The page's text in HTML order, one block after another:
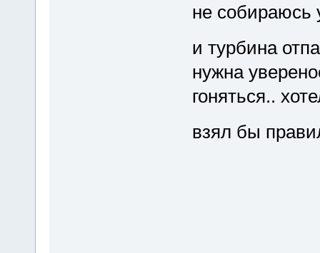
не собираюсь
и турбина
нужна
гоняться..
взял бы